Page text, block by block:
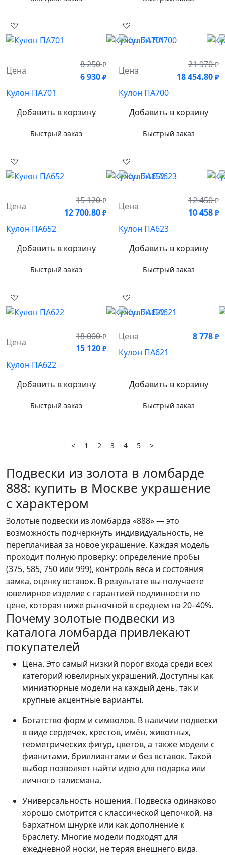
Цена
8 250₽
6 930 ₽
Кулон ПА701
Добавить в корзину
Быстрый заказ
Цена
21 970₽
18 454.80 ₽
Кулон ПА700
Добавить в корзину
Быстрый заказ
Цена
15 120₽
12 700.80 ₽
Кулон ПА652
Добавить в корзину
Быстрый заказ
Цена
12 450₽
10 458 ₽
Кулон ПА623
Добавить в корзину
Быстрый заказ
Цена
18 000₽
15 120 ₽
Кулон ПА622
Добавить в корзину
Быстрый заказ
Цена 8 778 ₽
Кулон ПА621
Добавить в корзину
Быстрый заказ
< 1 2 3 4 5 >
Подвески из золота в ломбарде
888: купить в Москве украшение
с характером
Золотые подвески из ломбарда «888» — это
возможность подчеркнуть индивидуальность, не
переплачивая за новое украшение. Каждая модель
проходит полную проверку: определение пробы
(375, 585, 750 или 999), контроль веса и состояния
замка, оценку вставок. В результате вы получаете
ювелирное изделие с гарантией подлинности по
цене, которая ниже рыночной в среднем на 20–40%.
Почему золотые подвески из
каталога ломбарда привлекают
покупателей
Цена. Это самый низкий порог входа среди всех
категорий ювелирных украшений. Доступны как
миниатюрные модели на каждый день, так и
крупные акцентные варианты.
Богатство форм и символов. В наличии подвески
в виде сердечек, крестов, имён, животных,
геометрических фигур, цветов, а также модели с
фианитами, бриллиантами и без вставок. Такой
выбор позволяет найти идею для подарка или
личного талисмана.
Универсальность ношения. Подвеска одинаково
хорошо смотрится с классической цепочкой, на
бархатном шнурке или как дополнение к
браслету. Многие модели подходят для
ежедневной носки, не теряя внешнего вида.